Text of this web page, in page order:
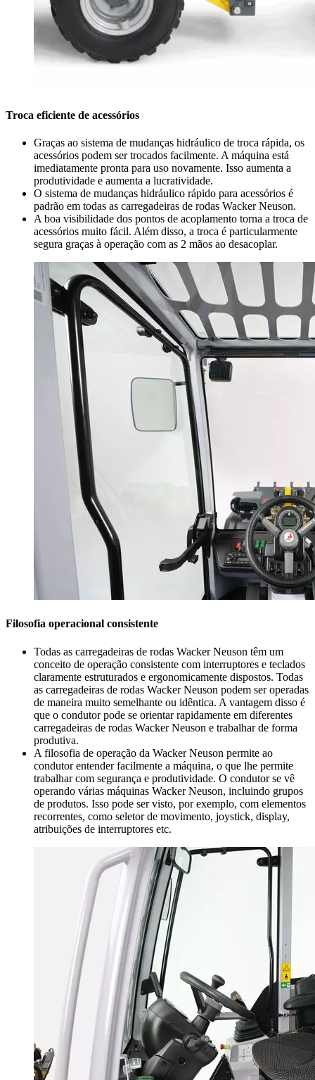
Troca eficiente de acessórios
Graças ao sistema de mudanças hidráulico de troca rápida, os
acessórios podem ser trocados facilmente. A máquina está
imediatamente pronta para uso novamente. Isso aumenta a
produtividade e aumenta a lucratividade.
O sistema de mudanças hidráulico rápido para acessórios é
padrão em todas as carregadeiras de rodas Wacker Neuson.
A boa visibilidade dos pontos de acoplamento torna a troca de
acessórios muito fácil. Além disso, a troca é particularmente
segura graças à operação com as 2 mãos ao desacoplar.
Filosofia operacional consistente
Todas as carregadeiras de rodas Wacker Neuson têm um
conceito de operação consistente com interruptores e teclados
claramente estruturados e ergonomicamente dispostos. Todas
as carregadeiras de rodas Wacker Neuson podem ser operadas
de maneira muito semelhante ou idêntica. A vantagem disso é
que o condutor pode se orientar rapidamente em diferentes
carregadeiras de rodas Wacker Neuson e trabalhar de forma
produtiva.
A filosofia de operação da Wacker Neuson permite ao
condutor entender facilmente a máquina, o que lhe permite
trabalhar com segurança e produtividade. O condutor se vê
operando várias máquinas Wacker Neuson, incluindo grupos
de produtos. Isso pode ser visto, por exemplo, com elementos
recorrentes, como seletor de movimento, joystick, display,
atribuições de interruptores etc.